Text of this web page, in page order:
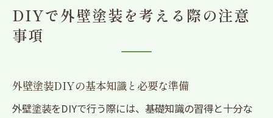
DIYで外壁塗装を考える際の注意
事項
外壁塗装DIYの基本知識と必要な準備
外壁塗装をDIYで行う際には、基礎知識の習得と十分な